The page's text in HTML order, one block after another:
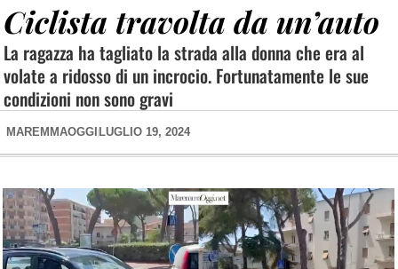
Ciclista travolta da un’auto
La ragazza ha tagliato la strada alla donna che era al
volate a ridosso di un incrocio. Fortunatamente le sue
condizioni non sono gravi
MAREMMAOGGI LUGLIO 19, 2024